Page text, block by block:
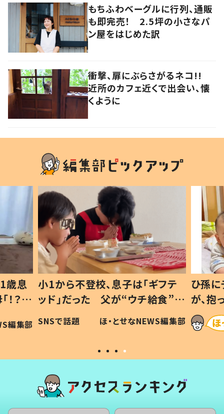
もちふわベーグルに行列、通販
も即完売！ 2.5坪の小さなパ
ン屋をはじめた訳
衝撃、扉にぶらさがるネコ!!
近所のカフェ近くで出会い、懐
くように
歳息
？」
編集部
小1から不登校、息子は「ギフテ
ッド」だった 父が“ウチ給食”を
作り続ける理由とは #令和の親
#令和の子
SNSで話題 ほ・とせなNEWS編集部
ひ孫
が、
「涙が
い」